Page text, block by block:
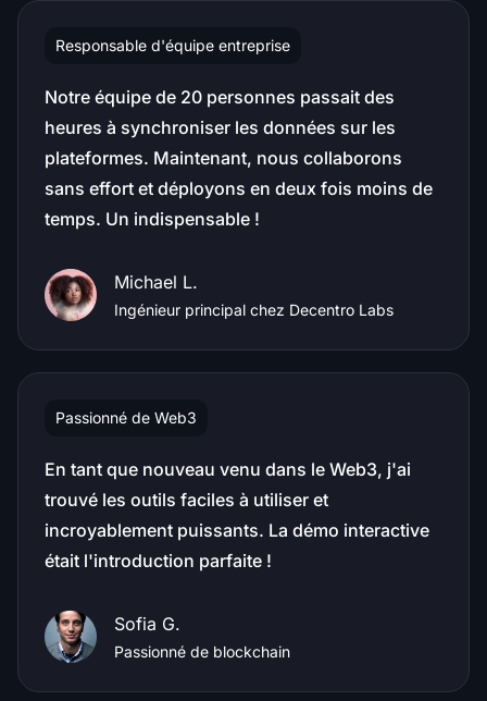
Responsable d'équipe entreprise
Notre équipe de 20 personnes passait des
heures à synchroniser les données sur les
plateformes. Maintenant, nous collaborons
sans effort et déployons en deux fois moins de
temps. Un indispensable !
Michael L.
Ingénieur principal chez Decentro Labs
Passionné de Web3
En tant que nouveau venu dans le Web3, j'ai
trouvé les outils faciles à utiliser et
incroyablement puissants. La démo interactive
était l'introduction parfaite !
Sofia G.
Passionné de blockchain